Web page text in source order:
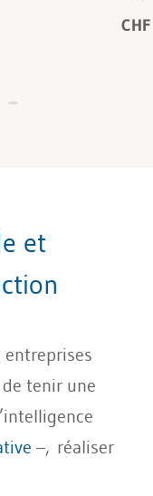
et
tenir une
–, réaliser